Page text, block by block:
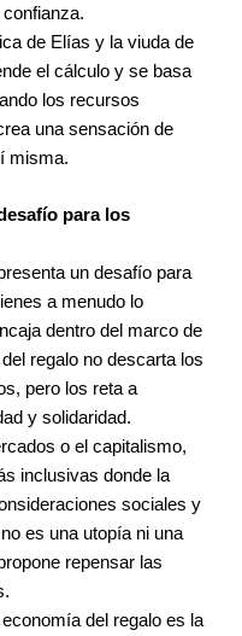
de Elías y la viuda de
el cálculo y se basa
los recursos
una sensación de
misma.
para los
un desafío para
a menudo lo
dentro del marco de
regalo no descarta los
pero los reta a
y solidaridad.
o el capitalismo,
inclusivas donde la
sociales y
es una utopía ni una
repensar las
del regalo es la